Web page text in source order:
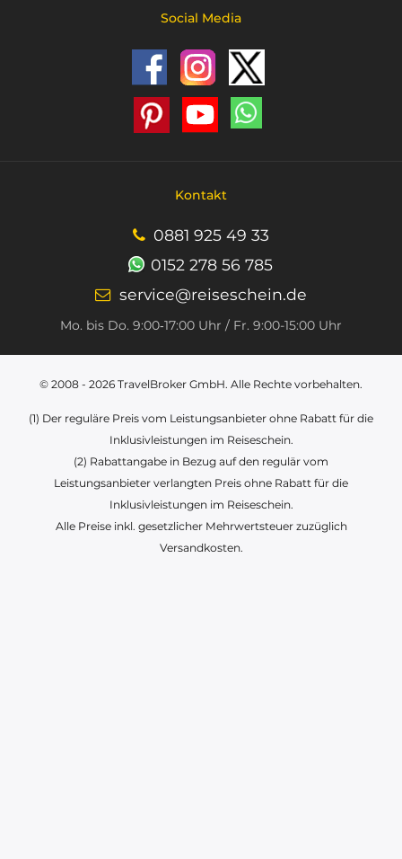
Social Media
Kontakt
0881 925 49 33
0152 278 56 785
service@reiseschein.de
Mo. bis Do. 9:00‑17:00 Uhr / Fr. 9:00-15:00 Uhr
© 2008 - 2026 TravelBroker GmbH. Alle Rechte vorbehalten.
(1) Der reguläre Preis vom Leistungsanbieter ohne Rabatt für die
Inklusivleistungen im Reiseschein.
(2) Rabattangabe in Bezug auf den regulär vom
Leistungsanbieter verlangten Preis ohne Rabatt für die
Inklusivleistungen im Reiseschein.
Alle Preise inkl. gesetzlicher Mehrwertsteuer zuzüglich
Versandkosten.